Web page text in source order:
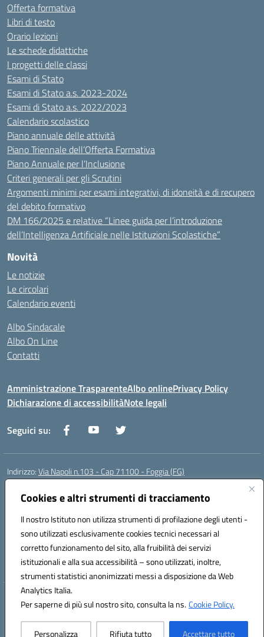
Cookies e altri strumenti di tracciamento
Il nostro Istituto non utilizza strumenti di profilazione degli utenti -
sono utilizzati esclusivamente cookies tecnici necessari al
corretto funzionamento del sito, alla fruibilità dei servizi
istituzionali e alla sua accessibilità – sono utilizzati, inoltre,
strumenti statistici anonimizzati messi a disposizione da Web
Analytics Italia.
Per saperne di più sul nostro sito, consulta la ns.Cookie Policy.
Personalizza Rifiuta tutto Accettare tutto
Offerta formativa
Libri di testo
Orario lezioni
Le schede didattiche
I progetti delle classi
Esami di Stato
Esami di Stato a.s. 2023-2024
Esami di Stato a.s. 2022/2023
Calendario scolastico
Piano annuale delle attività
Piano Triennale dell’Offerta Formativa
Piano Annuale per l’Inclusione
Criteri generali per gli Scrutini
Argomenti minimi per esami integrativi, di idoneità e di recupero
del debito formativo
DM 166/2025 e relative “Linee guida per l’introduzione
dell’Intelligenza Artificiale nelle Istituzioni Scolastiche”
Novità
Le notizie
Le circolari
Calendario eventi
Albo Sindacale
Albo On Line
Contatti
Amministrazione TrasparenteAlbo onlinePrivacy Policy
Dichiarazione di accessibilitàNote legali
Seguici su:
Indirizzo:Via Napoli n.103 - Cap 71100 - Foggia (FG)
Centralino:
Posta elettronica certificata (PEC):fgis00800v@pec.istruzione.it
Codice fiscale: 80003280718
Codice meccanografico:FGIS00800V
Codice Indice delle Pubbliche Amministrazioni (IPA): istsc_fgis00800v
Codice unico di fatturazione (CUF): SOLVP8
Hosting & Powered by 3D Solution S.r.l.
Concept & Design by Designers Italia